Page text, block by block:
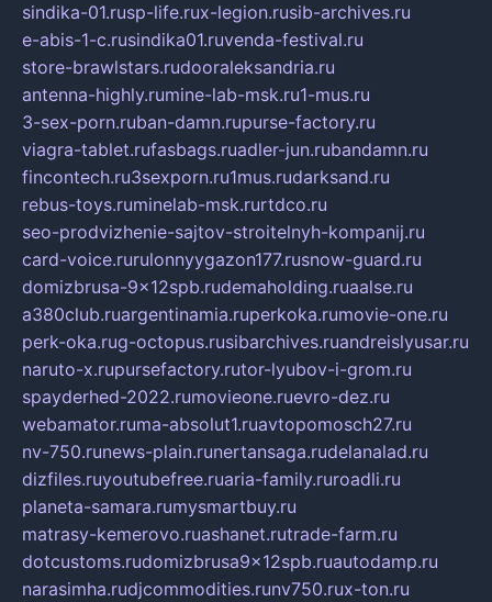
sindika-01.rusp-life.rux-legion.rusib-archives.ru
e-abis-1-c.rusindika01.ruvenda-festival.ru
store-brawlstars.rudooraleksandria.ru
antenna-highly.rumine-lab-msk.ru1-mus.ru
3-sex-porn.ruban-damn.rupurse-factory.ru
viagra-tablet.rufasbags.ruadler-jun.rubandamn.ru
fincontech.ru3sexporn.ru1mus.rudarksand.ru
rebus-toys.ruminelab-msk.rurtdco.ru
seo-prodvizhenie-sajtov-stroitelnyh-kompanij.ru
card-voice.rurulonnyygazon177.rusnow-guard.ru
domizbrusa-9x12spb.rudemaholding.ruaalse.ru
a380club.ruargentinamia.ruperkoka.rumovie-one.ru
perk-oka.rug-octopus.rusibarchives.ruandreislyusar.ru
naruto-x.rupursefactory.rutor-lyubov-i-grom.ru
spayderhed-2022.rumovieone.ruevro-dez.ru
webamator.ruma-absolut1.ruavtopomosch27.ru
nv-750.runews-plain.runertansaga.rudelanalad.ru
dizfiles.ruyoutubefree.ruaria-family.ruroadli.ru
planeta-samara.rumysmartbuy.ru
matrasy-kemerovo.ruashanet.rutrade-farm.ru
dotcustoms.rudomizbrusa9x12spb.ruautodamp.ru
narasimha.rudjcommodities.runv750.rux-ton.ru